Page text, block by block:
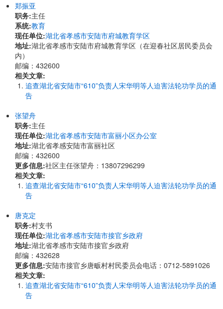
郑振亚
职务:主任
系统:教育
现任单位:湖北省孝感市安陆市府城教育学区
地址:湖北省孝感市安陆市府城教育学区（在迎春社区居民委员会
内）
邮编：432600
相关文章:
追查湖北省安陆市“610”负责人宋华明等人迫害法轮功学员的通
告
张望舟
职务:主任
现任单位:湖北省孝感市安陆市富丽小区办公室
地址:湖北省孝感安陆市富丽社区
邮编：432600
更多信息:社区主任张望舟：13807296299
相关文章:
追查湖北省安陆市“610”负责人宋华明等人迫害法轮功学员的通
告
唐克定
职务:村支书
现任单位:湖北省孝感市安陆市接官乡政府
地址:湖北省孝感市安陆市接官乡政府
邮编：432628
更多信息:安陆市接官乡唐畈村村民委员会电话：0712-5891026
相关文章:
追查湖北省安陆市“610”负责人宋华明等人迫害法轮功学员的通
告